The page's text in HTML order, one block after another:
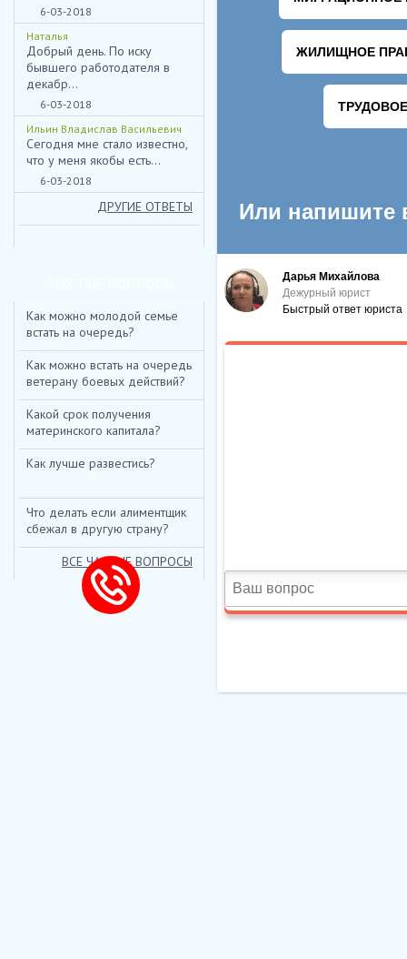
6-03-2018
Наталья
Добрый день. По иску
бывшего работодателя в
декабр...
6-03-2018
Ильин Владислав Васильевич
Сегодня мне стало известно,
что у меня якобы есть...
6-03-2018
ДРУГИЕ ОТВЕТЫ
Как можно молодой семье
встать на очередь?
Как можно встать на очередь
ветерану боевых действий?
Какой срок получения
материнского капитала?
Как лучше развестись?
Что делать если алиментщик
сбежал в другую страну?
ВСЕ ЧАСТЫЕ ВОПРОСЫ